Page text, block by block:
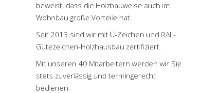
beweist, dass die Holzbauweise auch im
Wohnbau große Vorteile hat.
Seit 2013 sind wir mit Ü-Zeichen und RAL-
Gütezeichen-Holzhausbau zertifiziert.
Mit unseren 40 Mitarbeitern werden wir Sie
stets zuverlässig und termingerecht
bedienen.